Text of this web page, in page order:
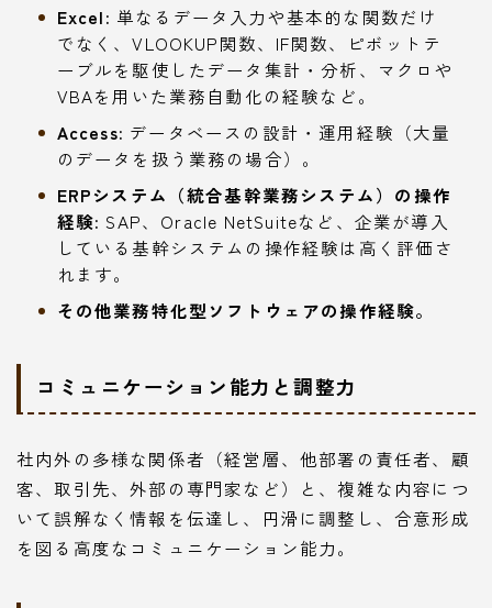
Excel: 単なるデータ入力や基本的な関数だけ
でなく、VLOOKUP関数、IF関数、ピボットテ
ーブルを駆使したデータ集計・分析、マクロや
VBAを用いた業務自動化の経験など。
Access: データベースの設計・運用経験（大量
のデータを扱う業務の場合）。
ERPシステム（統合基幹業務システム）の操作
経験: SAP、Oracle NetSuiteなど、企業が導入
している基幹システムの操作経験は高く評価さ
れます。
その他業務特化型ソフトウェアの操作経験。
コミュニケーション能力と調整力
社内外の多様な関係者（経営層、他部署の責任者、顧
客、取引先、外部の専門家など）と、複雑な内容につ
いて誤解なく情報を伝達し、円滑に調整し、合意形成
を図る高度なコミュニケーション能力。